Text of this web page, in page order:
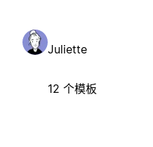
Juliette
12 个模板